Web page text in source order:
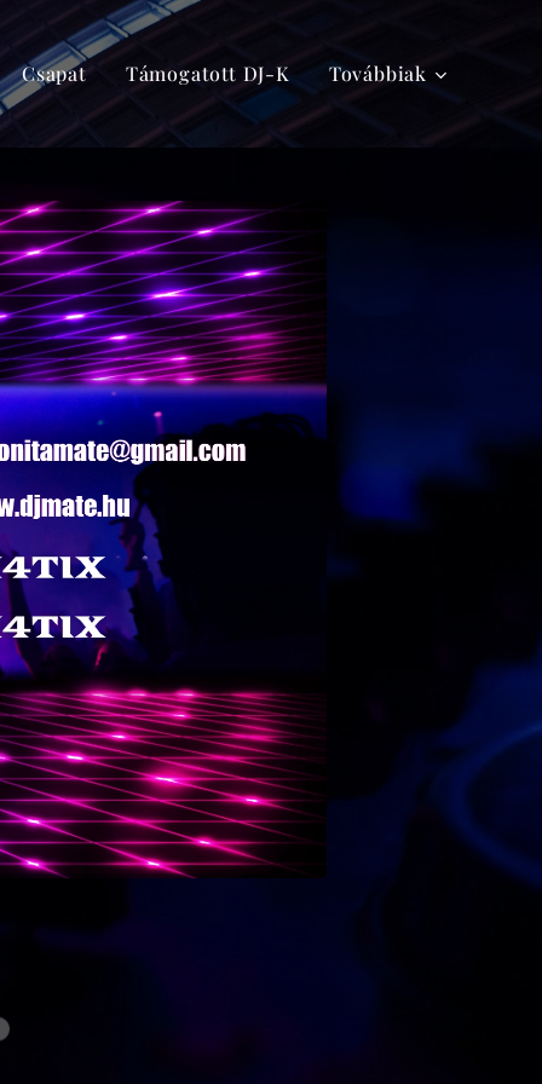
Csapat Támogatott DJ-K Továbbiak